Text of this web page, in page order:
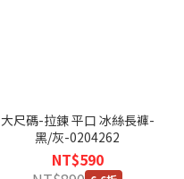
大尺碼-拉鍊 平口 冰絲長褲-
黑/灰-0204262
NT$590